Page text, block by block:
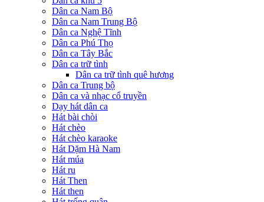
Dân ca Nam Bộ
Dân ca Nam Trung Bộ
Dân ca Nghệ Tĩnh
Dân ca Phú Thọ
Dân ca Tây Bắc
Dân ca trữ tình
Dân ca trữ tình quê hương
Dân ca Trung bộ
Dân ca và nhạc cổ truyền
Dạy hát dân ca
Hát bài chòi
Hát chèo
Hát chèo karaoke
Hát Dặm Hà Nam
Hát múa
Hát ru
Hát Then
Hát then